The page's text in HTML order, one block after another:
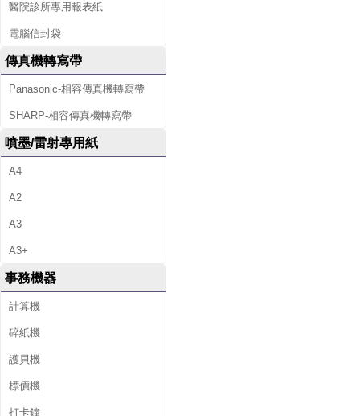
醫院診所專用報表紙
電腦信封袋
傳真機轉寫帶
Panasonic-相容傳真機轉寫帶
SHARP-相容傳真機轉寫帶
噴墨/雷射專用紙
A4
A2
A3
A3+
事務機器
計算機
碎紙機
護貝機
標價機
打卡鐘